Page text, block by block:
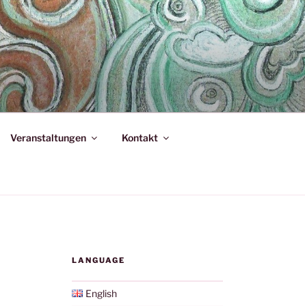
Veranstaltungen Kontakt
LANGUAGE
English